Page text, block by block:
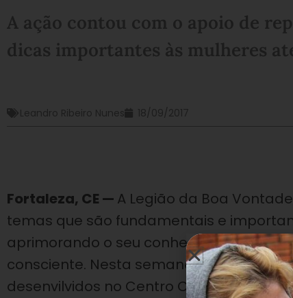
A ação contou com o apoio de
dicas importantes às mulheres
Leandro Ribeiro Nunes 18/09/2017
Fortaleza, CE — A Legião da Boa
temas que são fundamentais e
aprimorando o seu conhecimento e
consciente. Nesta semana, as
desenvilvidos no Centro Comunitário de